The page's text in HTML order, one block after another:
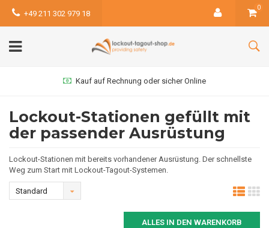
+49 211 302 979 18
0
Kauf auf Rechnung oder sicher Online
Lockout-Stationen gefüllt mit
der passender Ausrüstung
Lockout-Stationen mit bereits vorhandener Ausrüstung. Der schnellste
Weg zum Start mit Lockout-Tagout-Systemen.
Standard
ALLES IN DEN WARENKORB